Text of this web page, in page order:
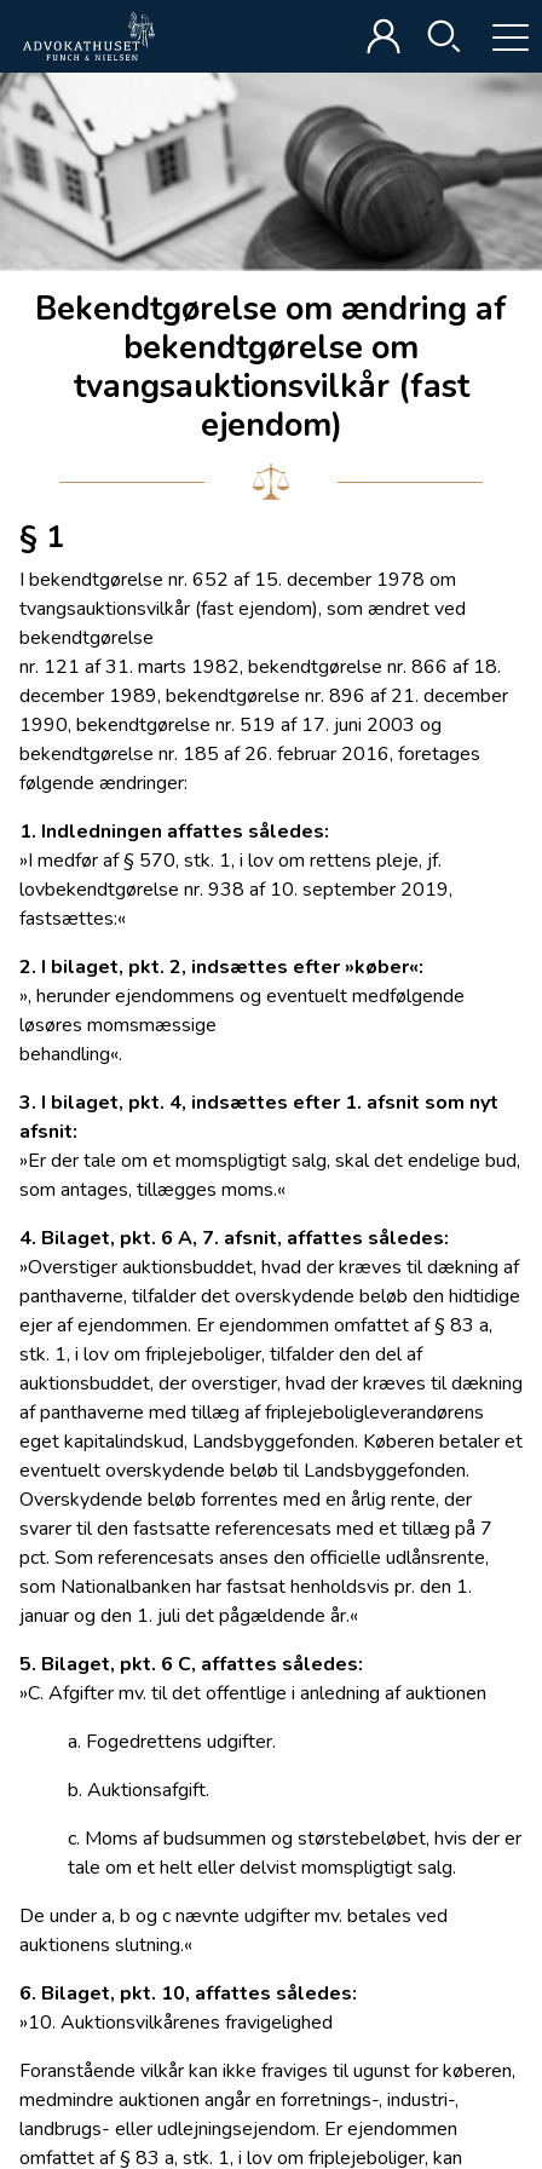
Bekendtgørelse om ændring af
bekendtgørelse om
tvangsauktionsvilkår (fast
ejendom)
§ 1
I bekendtgørelse nr. 652 af 15. december 1978 om
tvangsauktionsvilkår (fast ejendom), som ændret ved
bekendtgørelse
nr. 121 af 31. marts 1982, bekendtgørelse nr. 866 af 18.
december 1989, bekendtgørelse nr. 896 af 21. december
1990, bekendtgørelse nr. 519 af 17. juni 2003 og
bekendtgørelse nr. 185 af 26. februar 2016, foretages
følgende ændringer:
1. Indledningen affattes således:
»I medfør af § 570, stk. 1, i lov om rettens pleje, jf.
lovbekendtgørelse nr. 938 af 10. september 2019,
fastsættes:«
2. I bilaget, pkt. 2, indsættes efter »køber«:
», herunder ejendommens og eventuelt medfølgende
løsøres momsmæssige
behandling«.
3. I bilaget, pkt. 4, indsættes efter 1. afsnit som nyt
afsnit:
»Er der tale om et momspligtigt salg, skal det endelige bud,
som antages, tillægges moms.«
4. Bilaget, pkt. 6 A, 7. afsnit, affattes således:
»Overstiger auktionsbuddet, hvad der kræves til dækning af
panthaverne, tilfalder det overskydende beløb den hidtidige
ejer af ejendommen. Er ejendommen omfattet af § 83 a,
stk. 1, i lov om friplejeboliger, tilfalder den del af
auktionsbuddet, der overstiger, hvad der kræves til dækning
af panthaverne med tillæg af friplejeboligleverandørens
eget kapitalindskud, Landsbyggefonden. Køberen betaler et
eventuelt overskydende beløb til Landsbyggefonden.
Overskydende beløb forrentes med en årlig rente, der
svarer til den fastsatte referencesats med et tillæg på 7
pct. Som referencesats anses den officielle udlånsrente,
som Nationalbanken har fastsat henholdsvis pr. den 1.
januar og den 1. juli det pågældende år.«
5. Bilaget, pkt. 6 C, affattes således:
»C. Afgifter mv. til det offentlige i anledning af auktionen
a. Fogedrettens udgifter.
b. Auktionsafgift.
c. Moms af budsummen og størstebeløbet, hvis der er
tale om et helt eller delvist momspligtigt salg.
De under a, b og c nævnte udgifter mv. betales ved
auktionens slutning.«
6. Bilaget, pkt. 10, affattes således:
»10. Auktionsvilkårenes fravigelighed
Foranstående vilkår kan ikke fraviges til ugunst for køberen,
medmindre auktionen angår en forretnings-, industri-,
landbrugs- eller udlejningsejendom. Er ejendommen
omfattet af § 83 a, stk. 1, i lov om friplejeboliger, kan